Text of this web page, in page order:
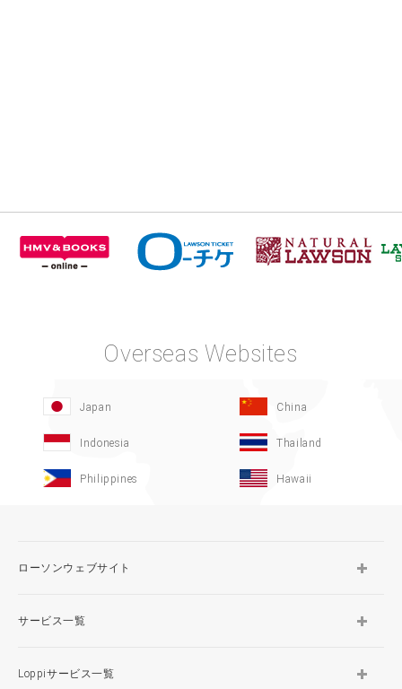
Overseas Websites
Japan China
Indonesia Thailand
Philippines Hawaii
ローソンウェブサイト
サービス一覧
Loppiサービス一覧